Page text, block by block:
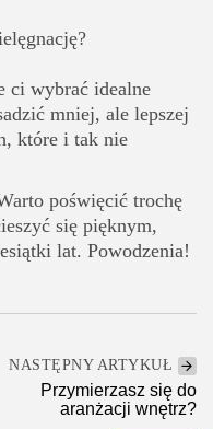
ci wybrać idealne
mniej, ale lepszej
które i tak nie
poświęcić trochę
się pięknym,
lat. Powodzenia!
NASTĘPNY ARTYKUŁ
Przymierzasz się do
aranżacji wnętrz?